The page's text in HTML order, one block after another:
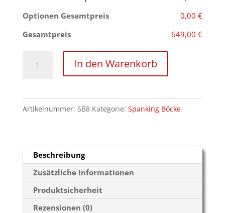
Optionen Gesamtpreis
0,00 €
Gesamtpreis
649,00 €
Classic
In den Warenkorb
Artikelnummer: SB8 Kategorie: Spanking Böcke
Beschreibung
Zusätzliche Informationen
Produktsicherheit
Rezensionen (0)